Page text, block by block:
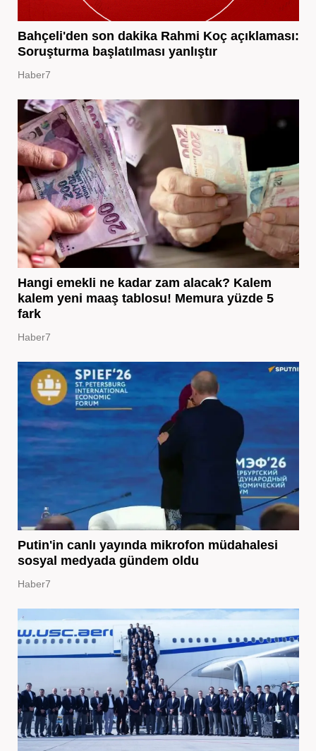
Bahçeli'den son dakika Rahmi Koç açıklaması:
Soruşturma başlatılması yanlıştır
Haber7
Hangi emekli ne kadar zam alacak? Kalem
kalem yeni maaş tablosu! Memura yüzde 5
fark
Haber7
Putin'in canlı yayında mikrofon müdahalesi
sosyal medyada gündem oldu
Haber7